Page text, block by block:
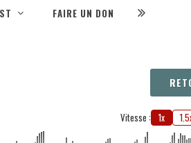
FAIRE UN DON
Vitesse : 1x